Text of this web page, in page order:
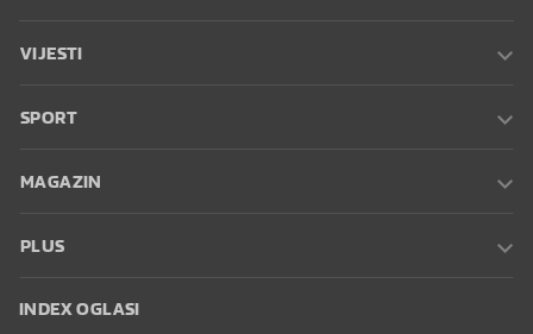
VIJESTI
SPORT
MAGAZIN
PLUS
INDEX OGLASI